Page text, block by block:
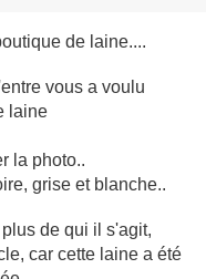
de laine....
vous a voulu
laine
la photo..
grise et blanche..
de qui il s'agit,
car cette laine a été